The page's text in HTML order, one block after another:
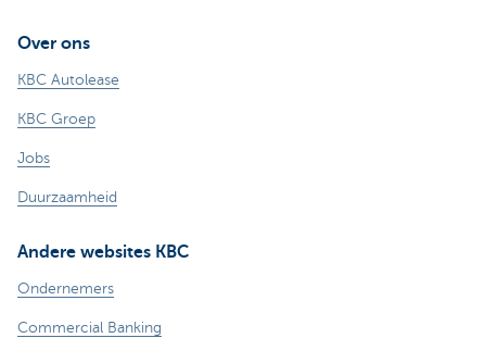
Over ons
KBC Autolease
KBC Groep
Jobs
Duurzaamheid
Andere websites KBC
Ondernemers
Commercial Banking